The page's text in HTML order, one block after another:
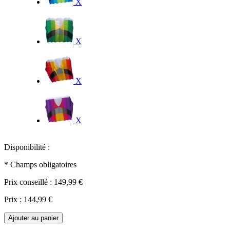
X
X
X
Disponibilité :
* Champs obligatoires
Prix conseillé : 149,99 €
Prix : 144,99 €
Ajouter au panier